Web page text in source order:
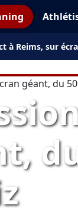
à Reims, sur